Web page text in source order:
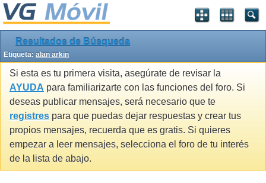
Resultados de Búsqueda
Etiqueta: alan arkin
Si esta es tu primera visita, asegúrate de revisar la
AYUDA para familiarizarte con las funciones del foro. Si
deseas publicar mensajes, será necesario que te
registres para que puedas dejar respuestas y crear tus
propios mensajes, recuerda que es gratis. Si quieres
empezar a leer mensajes, selecciona el foro de tu interés
de la lista de abajo.